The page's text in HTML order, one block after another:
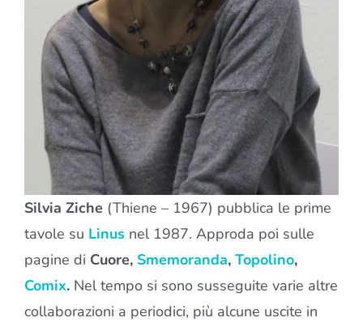
Silvia Ziche (Thiene – 1967) pubblica le prime
tavole su Linus nel 1987. Approda poi sulle
pagine di Cuore, Smemoranda, Topolino,
Comix.Nel tempo si sono susseguite varie altre
collaborazioni a periodici, più alcune uscite in